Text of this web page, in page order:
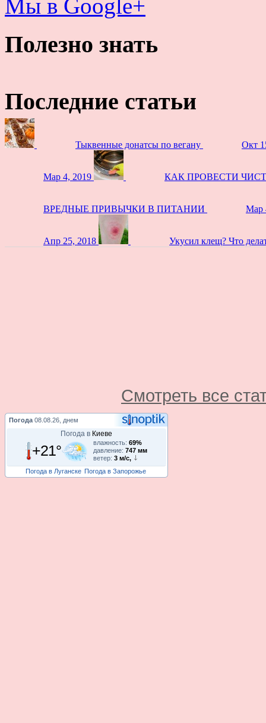
Мы в Google+
Полезно знать
Последние статьи
Тыквенные донатсы по вегану Окт
Мар 4, 2019 КАК ПРОВЕСТИ
ВРЕДНЫЕ ПРИВЫЧКИ В ПИТАНИИ Мар
Апр 25, 2018 Укусил клещ? Что
Смотреть все
Погода 08.08.26, днем
Погода в Киеве
+21° влажность: 69%
давление: 747 мм
ветер: 3 м/с,
Погода в Луганске Погода в Запорожье